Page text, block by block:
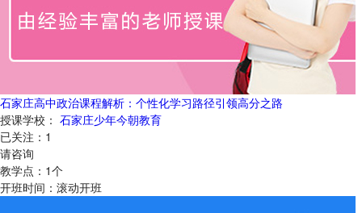
石家庄高中政治课程解析：个性化学习路径引领高分之路
授课学校： 石家庄少年今朝教育
已关注： 1
请咨询
教学点： 1个
开班时间： 滚动开班